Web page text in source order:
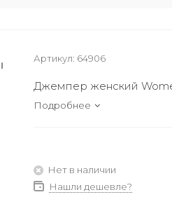
Артикул: 64906
Джемпер женский
Подробнее
Нет в наличии
Нашли дешевле?